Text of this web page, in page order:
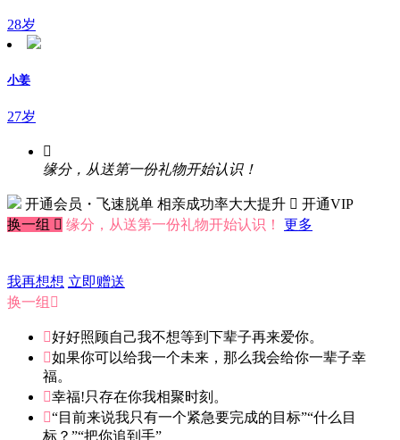
28岁
小姜
27岁

缘分，从送第一份礼物开始认识！
开通会员・飞速脱单 相亲成功率大大提升  开通VIP
换一组  缘分，从送第一份礼物开始认识！ 更多
我再想想 立即赠送
换一组 
好好照顾自己我不想等到下辈子再来爱你。
如果你可以给我一个未来，那么我会给你一辈子幸
福。
幸福!只存在你我相聚时刻。
“目前来说我只有一个紧急要完成的目标”“什么目
标？”“把你追到手”